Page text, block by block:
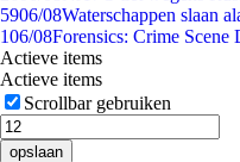
5906/08Waterschappen slaan
106/08Forensics: Crime Scene
Actieve items
Actieve items
Scrollbar gebruiken
opslaan